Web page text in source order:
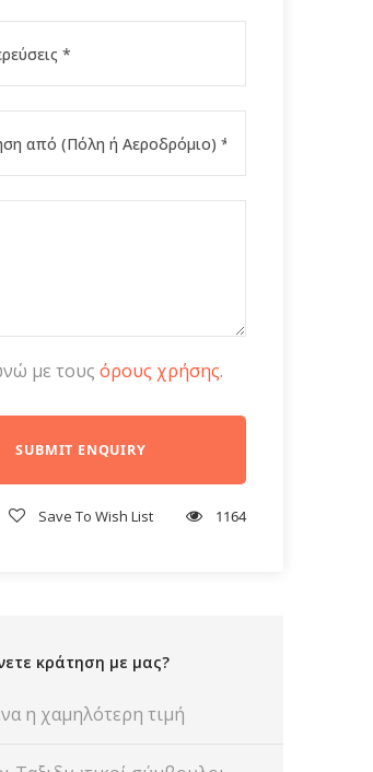
με τους όρους χρήσης.
Save To Wish List 1164
κράτηση με μας?
η χαμηλότερη τιμή